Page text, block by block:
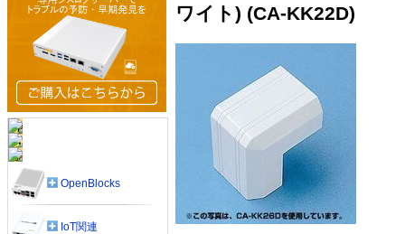
ワイト) (CA-KK22D)
OpenBlocks
IoT関連